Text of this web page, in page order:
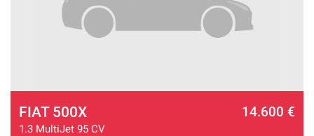
FIAT 500X
1.3 MultiJet 95 CV
14.600 €